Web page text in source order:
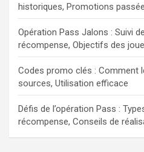
historiques, Promotions
Opération Pass Jalons : Suivi
récompense, Objectifs des
Codes promo clés : Comment
sources, Utilisation efficace
Défis de l’opération Pass :
récompense, Conseils de